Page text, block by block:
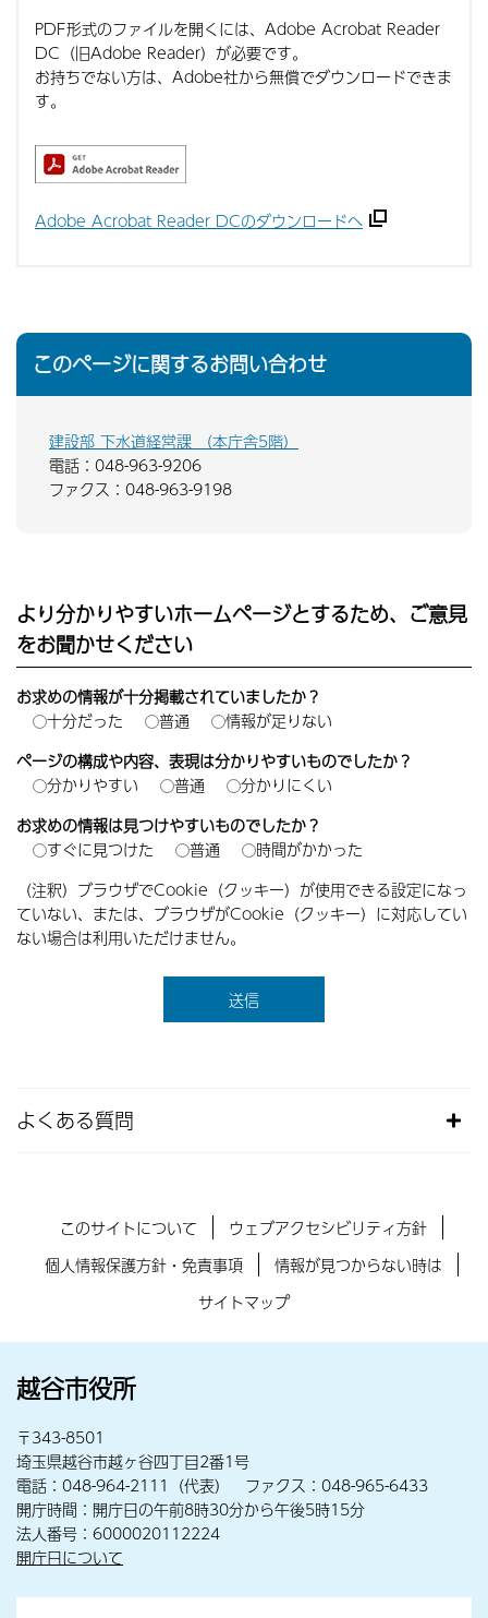
PDF形式のファイルを開くには、Adobe Acrobat Reader
DC（旧Adobe Reader）が必要です。
お持ちでない方は、Adobe社から無償でダウンロードできま
す。
Adobe Acrobat Reader DCのダウンロードへ
このページに関するお問い合わせ
建設部 下水道経営課 （本庁舎5階）
電話：048-963-9206
ファクス：048-963-9198
より分かりやすいホームページとするため、ご意見
をお聞かせください
お求めの情報が十分掲載されていましたか？
十分だった
普通
情報が足りない
ページの構成や内容、表現は分かりやすいものでしたか？
分かりやすい
普通
分かりにくい
お求めの情報は見つけやすいものでしたか？
すぐに見つけた
普通
時間がかかった
（注釈）ブラウザでCookie（クッキー）が使用できる設定になっ
ていない、または、ブラウザがCookie（クッキー）に対応してい
ない場合は利用いただけません。
よくある質問
このサイトについて
ウェブアクセシビリティ方針
個人情報保護方針・免責事項
情報が見つからない時は
サイトマップ
越谷市役所
〒343-8501
埼玉県越谷市越ヶ谷四丁目2番1号
電話：048-964-2111（代表） ファクス：048-965-6433
開庁時間：開庁日の午前8時30分から午後5時15分
法人番号：6000020112224
開庁日について